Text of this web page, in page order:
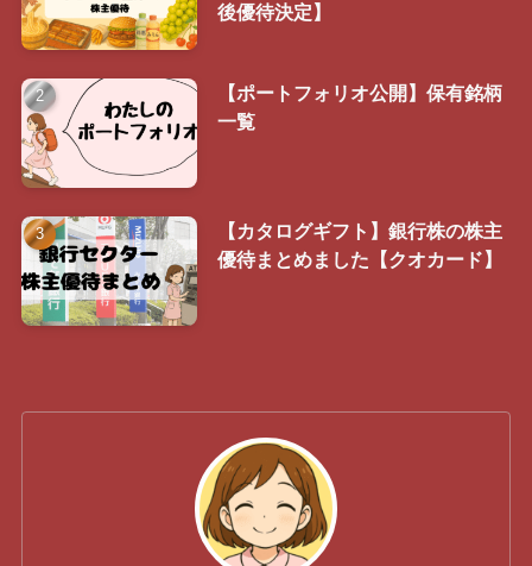
後優待決定】
【ポートフォリオ公開】保有銘柄
一覧
【カタログギフト】銀行株の株主
優待まとめました【クオカード】